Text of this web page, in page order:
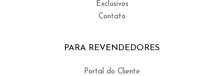
Exclusivos
Contato
PARA REVENDEDORES
Portal do Cliente